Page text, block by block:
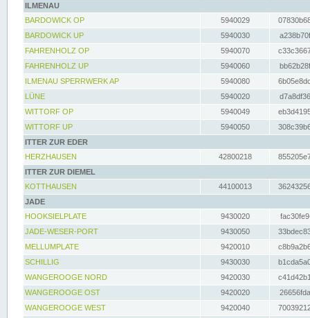
ILMENAU
BARDOWICK OP
5940029
BARDOWICK UP
5940030
FAHRENHOLZ OP
5940070
FAHRENHOLZ UP
5940060
ILMENAU SPERRWERK AP
5940080
LÜNE
5940020
WITTORF OP
5940049
WITTORF UP
5940050
ITTER ZUR EDER
HERZHAUSEN
42800218
ITTER ZUR DIEMEL
KOTTHAUSEN
44100013
JADE
HOOKSIELPLATE
9430020
JADE-WESER-PORT
9430050
MELLUMPLATE
9420010
SCHILLIG
9430030
WANGEROOGE NORD
9420030
WANGEROOGE OST
9420020
WANGEROOGE WEST
9420040